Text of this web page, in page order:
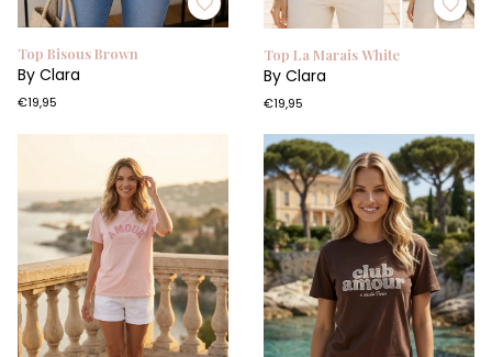
Top Bisous Brown
By Clara
€19,95
Top La Marais White
By Clara
€19,95